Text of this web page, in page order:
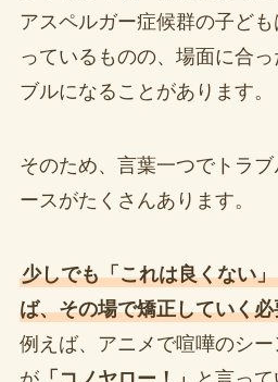
アスペルガー症候群の子ど
っているものの、場面に合
ブルになることがあります。
そのため、言葉一つでトラ
ースがたくさんあります。
少しでも「これは良くない
ば、その場で矯正していく
例えば、アニメで喧嘩のシ